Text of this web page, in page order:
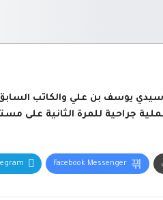
يوسف بن علي والكاتب
جراحية للمرة الثانية على
Facebook Messenger